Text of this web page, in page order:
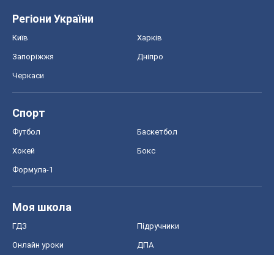
Регіони України
Київ Харків
Запоріжжя Дніпро
Черкаси
Спорт
Футбол Баскетбол
Хокей Бокс
Формула-1
Моя школа
ГДЗ Підручники
Онлайн уроки ДПА